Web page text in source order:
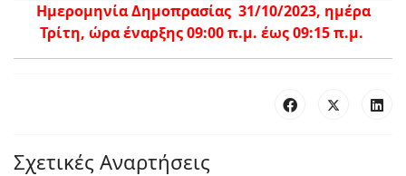
Ημερομηνία Δημοπρασίας 31/10/2023, ημέρα
Τρίτη, ώρα έναρξης 09:00 π.μ. έως 09:15 π.μ.
Σχετικές Αναρτήσεις